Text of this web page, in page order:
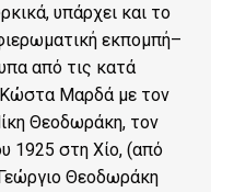
υπάρχει και το
εκπομπή–
από τις κατά
Κώστα Μαρδά με τον
Θεοδωράκη, τον
1925 στη Χίο, (από
Θεοδωράκη